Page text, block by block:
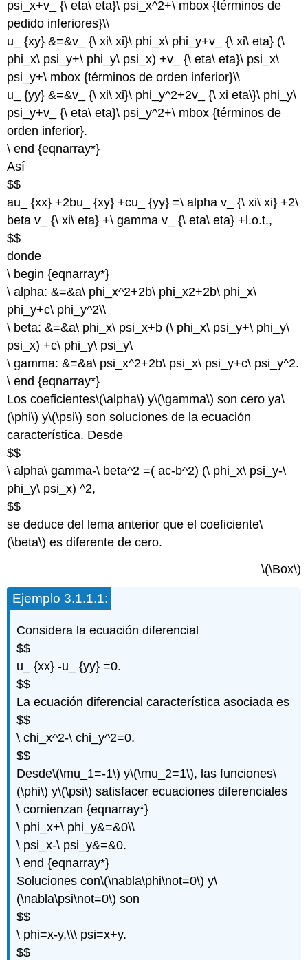
psi_x+v_ {\ eta\ eta}\ psi_x^2+\ mbox {términos de
pedido inferiores}\\
u_ {xy} &=&v_ {\ xi\ xi}\ phi_x\ phi_y+v_ {\ xi\ eta} (\
phi_x\ psi_y+\ phi_y\ psi_x) +v_ {\ eta\ eta}\ psi_x\
psi_y+\ mbox {términos de orden inferior}\\
u_ {yy} &=&v_ {\ xi\ xi}\ phi_y^2+2v_ {\ xi eta\}\ phi_y\
psi_y+v_ {\ eta\ eta}\ psi_y^2+\ mbox {términos de
orden inferior}.
\ end {eqnarray*}
Así
$$
au_ {xx} +2bu_ {xy} +cu_ {yy} =\ alpha v_ {\ xi\ xi} +2\
beta v_ {\ xi\ eta} +\ gamma v_ {\ eta\ eta} +l.o.t.,
$$
donde
\ begin {eqnarray*}
\ alpha: &=&a\ phi_x^2+2b\ phi_x2+2b\ phi_x\
phi_y+c\ phi_y^2\\
\ beta: &=&a\ phi_x\ psi_x+b (\ phi_x\ psi_y+\ phi_y\
psi_x) +c\ phi_y\ psi_y\
\ gamma: &=&a\ psi_x^2+2b\ psi_x\ psi_y+c\ psi_y^2.
\ end {eqnarray*}
Los coeficientes\(\alpha\) y\(\gamma\) son cero ya\
(\phi\) y\(\psi\) son soluciones de la ecuación
característica. Desde
$$
\ alpha\ gamma-\ beta^2 =( ac-b^2) (\ phi_x\ psi_y-\
phi_y\ psi_x) ^2,
$$
se deduce del lema anterior que el coeficiente\
(\beta\) es diferente de cero.
\(\Box\)
Ejemplo 3.1.1.1:
Considera la ecuación diferencial
$$
u_ {xx} -u_ {yy} =0.
$$
La ecuación diferencial característica asociada es
$$
\ chi_x^2-\ chi_y^2=0.
$$
Desde\(\mu_1=-1\) y\(\mu_2=1\), las funciones\
(\phi\) y\(\psi\) satisfacer ecuaciones diferenciales
\ comienzan {eqnarray*}
\ phi_x+\ phi_y&=&0\\
\ psi_x-\ psi_y&=&0.
\ end {eqnarray*}
Soluciones con\(\nabla\phi\not=0\) y\
(\nabla\psi\not=0\) son
$$
\ phi=x-y,\\\ psi=x+y.
$$